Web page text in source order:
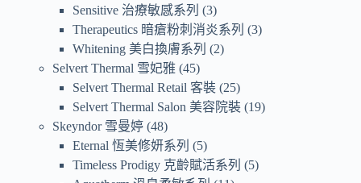
Sensitive 治療敏感系列
3
Therapeutics 暗瘡粉刺消炎系列
3
Whitening 美白換膚系列
2
Selvert Thermal 雪妃雅 45
Selvert Thermal Retail 客裝 25
Selvert Thermal Salon 美容院裝 19
Skeyndor 雪曼婷 48
Eternal 恆美修妍系列
5
Timeless Prodigy 克齡賦活系列
5